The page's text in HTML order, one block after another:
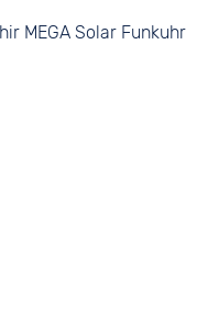
MEGA Solar Funkuhr